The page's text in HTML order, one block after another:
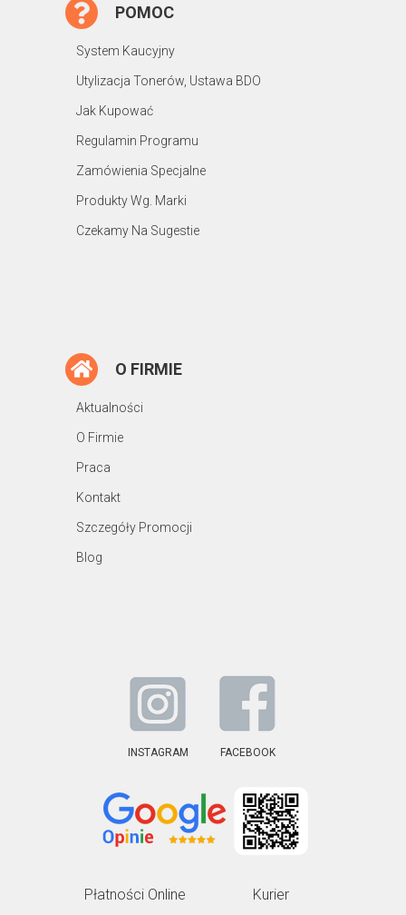
POMOC
System Kaucyjny
Utylizacja Tonerów, Ustawa BDO
Jak Kupować
Regulamin Programu
Zamówienia Specjalne
Produkty Wg. Marki
Czekamy Na Sugestie
O FIRMIE
Aktualności
O Firmie
Praca
Kontakt
Szczegóły Promocji
Blog
INSTAGRAM FACEBOOK
Płatności Online Kurier